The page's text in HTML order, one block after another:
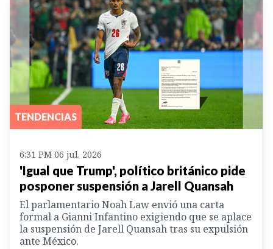
TENDENCIAS
6:31 PM 06 jul. 2026
'Igual que Trump', político británico pide
posponer suspensión a Jarell Quansah
El parlamentario Noah Law envió una carta
formal a Gianni Infantino exigiendo que se aplace
la suspensión de Jarell Quansah tras su expulsión
ante México.